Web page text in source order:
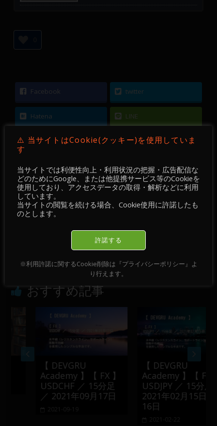
Facebook twitter
Hatena LINE
Pocket
←【 DEVGRU Academy 】【 FX 】【 Chart
Pattern 】EURUSD ／ M15 ／ 2022-07-05
【 DEVGRU Academy 】【 FX 】【 Chart
Pattern 】EURUSD ／ M15 ／ 2022-07-11
おすすめ記事
【 DEVGRU
Academy 】【 FX 】
USDCHF ／ 15分足
／ 2021年09月17日
2021-09-19
【 DEVGRU
Academy 】【 FX 】
USDJPY ／ 15分足 ／
2021年02月15日 ～
16日
2021-02-22
⚠️ 当サイトはCookie(クッキー)を使用していま
す
当サイトでは利便性向上・利用状況の把握・広告配信な
どのためにGoogle、または他提携サービス等のCookieを
使用しており、アクセスデータの取得・解析などに利用
しています。
当サイトの閲覧を続ける場合、Cookie使用に許諾したも
のとします。
許諾する
※利用許諾に関するCookie削除は『プライバシーポリシー』よ
り行えます。